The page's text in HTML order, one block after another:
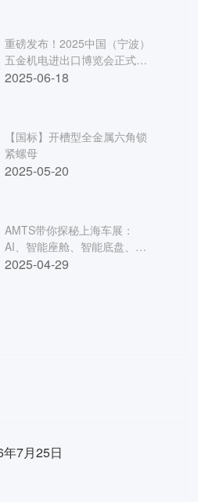
重磅发布！2025中国（宁波）
五金机电进出口博览会正式启
动 链接世界·港通全球——打造
2025-06-18
【国标】开槽型全金属六角锁
紧螺母
2025-05-20
AMTS带你探秘上海车展：
AI、智能座舱、智能底盘、驾
控超级大脑……还有更多汽车
2025-04-29
7月25日